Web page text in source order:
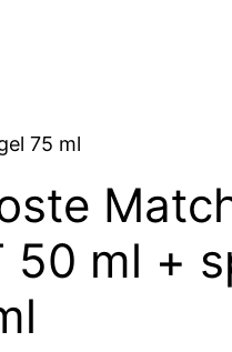
75 ml
50 ml +